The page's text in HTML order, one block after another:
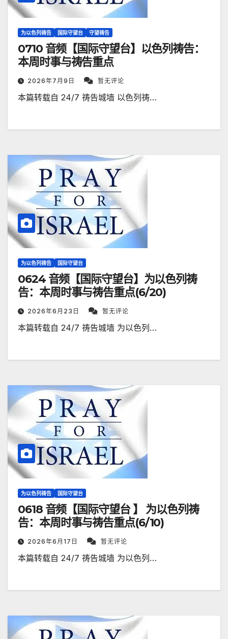
为以色列祷告 国际守望台 守望祷告
0710 音频【国际守望台】以色列祷告：
本周时事与祷告重点
2026年7月9日 暂无评论
本篇转载自 24/7 祷告城墙 以色列祷…
为以色列祷告 国际守望台
0624 音频【国际守望台】为以色列祷
告：本周时事与祷告重点(6/20)
2026年6月23日 暂无评论
本篇转载自 24/7 祷告城墙 为以色列…
为以色列祷告 国际守望台
0618 音频【国际守望台 】 为以色列祷
告：本周时事与祷告重点(6/10)
2026年6月17日 暂无评论
本篇转载自 24/7 祷告城墙 为以色列…